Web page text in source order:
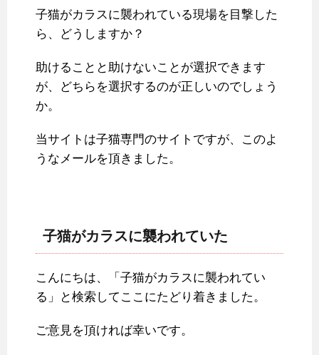
子猫がカラスに襲われている現場を目撃した
ら、どうしますか？
助けることと助けないことが選択できます
が、どちらを選択するのが正しいのでしょう
か。
当サイトは子猫専門のサイトですが、このよ
うなメールを頂きました。
子猫がカラスに襲われていた
こんにちは、「子猫がカラスに襲われてい
る」と検索してここにたどり着きました。
ご意見を頂ければ幸いです。